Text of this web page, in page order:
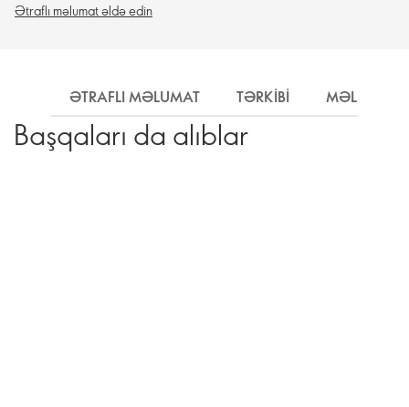
Ətraflı məlumat əldə edin
ƏTRAFLI MƏLUMAT TƏRKIBI MƏLUMAT
Başqaları da alıblar